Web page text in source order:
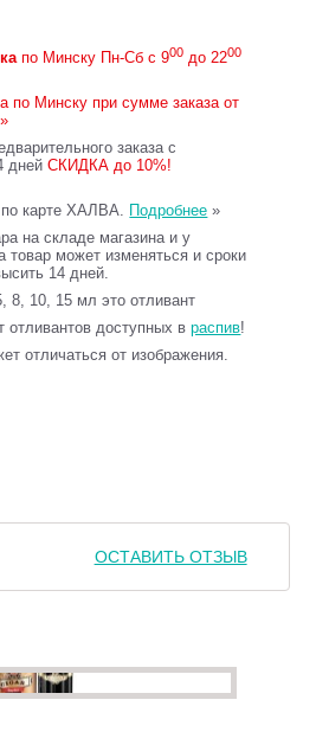
по Минску Пн-Сб с 900 до 2200
по Минску при сумме заказа от
»
заказа с
днейСКИДКА до 10%!
карте ХАЛВА. Подробнее »
на складе магазина и у
товар может изменяться и сроки
14 дней.
8, 10, 15 мл это отливант
отливантов доступных враспив!
отличаться от изображения.
ОСТАВИТЬ ОТЗЫВ